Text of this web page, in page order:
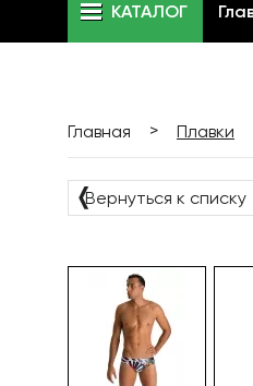
КАТАЛОГ
Главная > Плавки
❬Вернуться к списку